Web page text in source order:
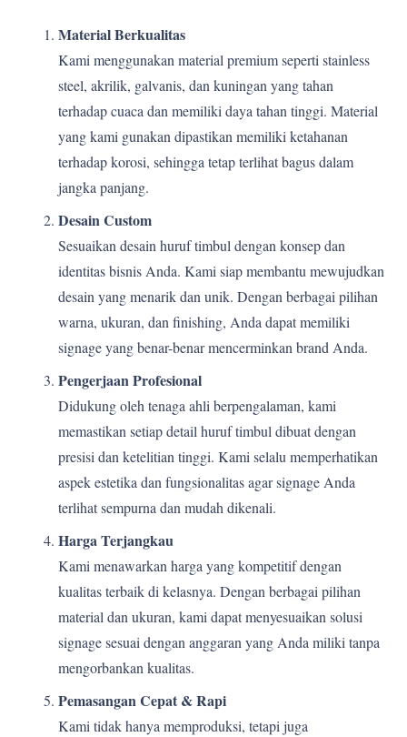
Material Berkualitas
Kami menggunakan material premium seperti stainless
steel, akrilik, galvanis, dan kuningan yang tahan
terhadap cuaca dan memiliki daya tahan tinggi. Material
yang kami gunakan dipastikan memiliki ketahanan
terhadap korosi, sehingga tetap terlihat bagus dalam
jangka panjang.
Desain Custom
Sesuaikan desain huruf timbul dengan konsep dan
identitas bisnis Anda. Kami siap membantu mewujudkan
desain yang menarik dan unik. Dengan berbagai pilihan
warna, ukuran, dan finishing, Anda dapat memiliki
signage yang benar-benar mencerminkan brand Anda.
Pengerjaan Profesional
Didukung oleh tenaga ahli berpengalaman, kami
memastikan setiap detail huruf timbul dibuat dengan
presisi dan ketelitian tinggi. Kami selalu memperhatikan
aspek estetika dan fungsionalitas agar signage Anda
terlihat sempurna dan mudah dikenali.
Harga Terjangkau
Kami menawarkan harga yang kompetitif dengan
kualitas terbaik di kelasnya. Dengan berbagai pilihan
material dan ukuran, kami dapat menyesuaikan solusi
signage sesuai dengan anggaran yang Anda miliki tanpa
mengorbankan kualitas.
Pemasangan Cepat & Rapi
Kami tidak hanya memproduksi, tetapi juga